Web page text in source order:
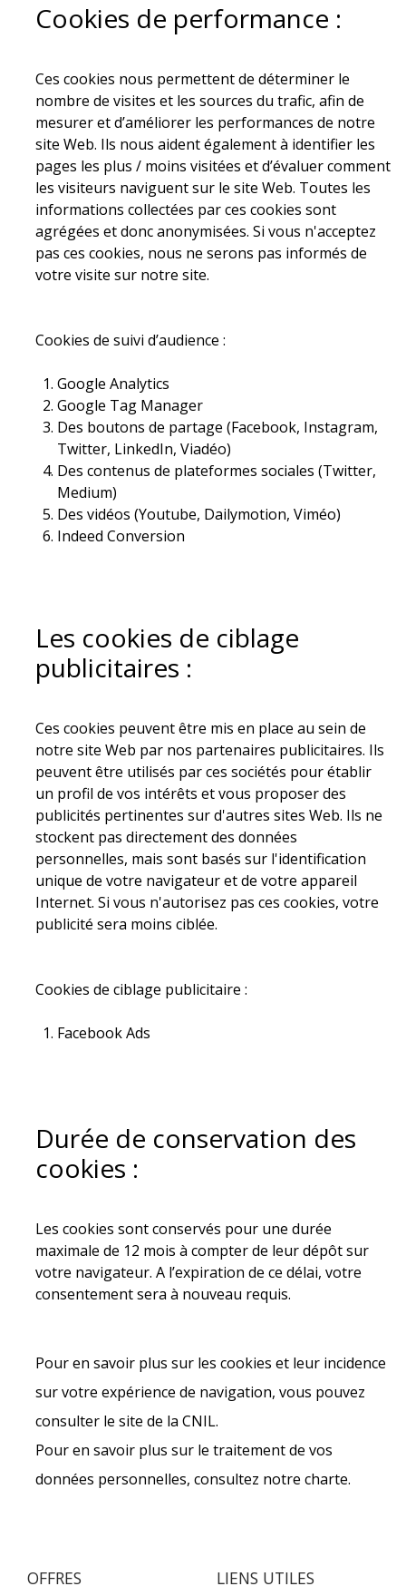
Cookies de performance :
Ces cookies nous permettent de déterminer le
nombre de visites et les sources du trafic, afin de
mesurer et d’améliorer les performances de notre
site Web. Ils nous aident également à identifier les
pages les plus / moins visitées et d’évaluer comment
les visiteurs naviguent sur le site Web. Toutes les
informations collectées par ces cookies sont
agrégées et donc anonymisées. Si vous n'acceptez
pas ces cookies, nous ne serons pas informés de
votre visite sur notre site.
Cookies de suivi d’audience :
Google Analytics
Google Tag Manager
Des boutons de partage (Facebook, Instagram,
Twitter, LinkedIn, Viadéo)
Des contenus de plateformes sociales (Twitter,
Medium)
Des vidéos (Youtube, Dailymotion, Viméo)
Indeed Conversion
Les cookies de ciblage
publicitaires :
Ces cookies peuvent être mis en place au sein de
notre site Web par nos partenaires publicitaires. Ils
peuvent être utilisés par ces sociétés pour établir
un profil de vos intérêts et vous proposer des
publicités pertinentes sur d'autres sites Web. Ils ne
stockent pas directement des données
personnelles, mais sont basés sur l'identification
unique de votre navigateur et de votre appareil
Internet. Si vous n'autorisez pas ces cookies, votre
publicité sera moins ciblée.
Cookies de ciblage publicitaire :
Facebook Ads
Durée de conservation des
cookies :
Les cookies sont conservés pour une durée
maximale de 12 mois à compter de leur dépôt sur
votre navigateur. A l’expiration de ce délai, votre
consentement sera à nouveau requis.
Pour en savoir plus sur les cookies et leur incidence
sur votre expérience de navigation, vous pouvez
consulter le site de la CNIL.
Pour en savoir plus sur le traitement de vos
données personnelles, consultez notre charte.
OFFRES LIENS UTILES